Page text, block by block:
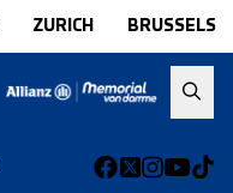
ZURICH BRUSSELS